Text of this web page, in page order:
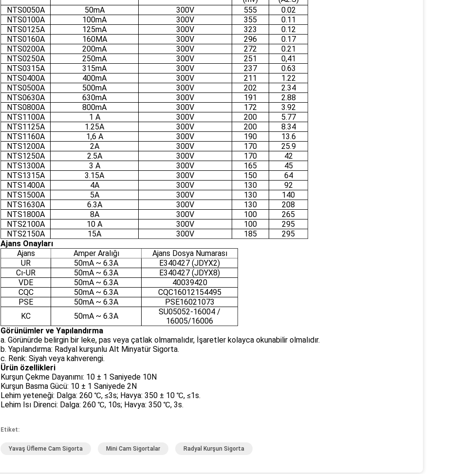
NTS0050A
50mA 300V 555
0.02
NTS0100A
100mA 300V 355
0.11
NTS0125A
125mA 300V 323
0.12
NTS0160A
160MA 300V 296
0.17
NTS0200A
200mA 300V 272
0.21
NTS0250A
250mA 300V 251
0,41
NTS0315A
315mA 300V 237
0.63
NTS0400A
400mA 300V 211
1.22
NTS0500A
500mA 300V 202
2.34
NTS0630A
630mA 300V 191
2.88
NTS0800A
800mA 300V 172
3.92
NTS1100A
1 A 300V 200
5.77
NTS1125A
1.25A 300V 200
8.34
NTS1160A
1,6 A 300V 190
13.6
NTS1200A
2A 300V 170
25.9
NTS1250A
2.5A 300V 170
42
NTS1300A
3 A 300V 165
45
NTS1315A
3.15A 300V 150
64
NTS1400A
4A 300V 130
92
NTS1500A
5A 300V 130
140
NTS1630A
6.3A 300V 130
208
NTS1800A
8A 300V 100
265
NTS2100A
10 A 300V 100
295
NTS2150A
15A 300V 185
295
Ajans Onayları
Ajans
Amper Aralığı
Ajans Dosya Numarası
UR
50mA ~ 6.3A
E340427 (JDYX2)
Cı-UR
50mA ~ 6.3A
E340427 (JDYX8)
VDE
50mA ~ 6.3A
40039420
CQC
50mA ~ 6.3A
CQC16012154495
PSE
50mA ~ 6.3A
PSE16021073
KC
50mA ~ 6.3A
SU05052-16004 /
16005/16006
Görünümler ve Yapılandırma
a. Görünürde belirgin bir leke, pas veya çatlak olmamalıdır, İşaretler kolayca okunabilir olmalıdır.
b. Yapılandırma: Radyal kurşunlu Alt Minyatür Sigorta.
c. Renk: Siyah veya kahverengi.
Ürün özellikleri
Kurşun Çekme Dayanımı: 10 ± 1 Saniyede 10N
Kurşun Basma Gücü: 10 ± 1 Saniyede 2N
Lehim yeteneği: Dalga: 260 ℃, ≤3s; Havya: 350 ± 10 ℃, ≤1s.
Lehim Isı Direnci: Dalga: 260 ℃, 10s; Havya: 350 ℃, 3s.
Etiket:
Yavaş Üfleme Cam Sigorta Mini Cam Sigortalar Radyal Kurşun Sigorta